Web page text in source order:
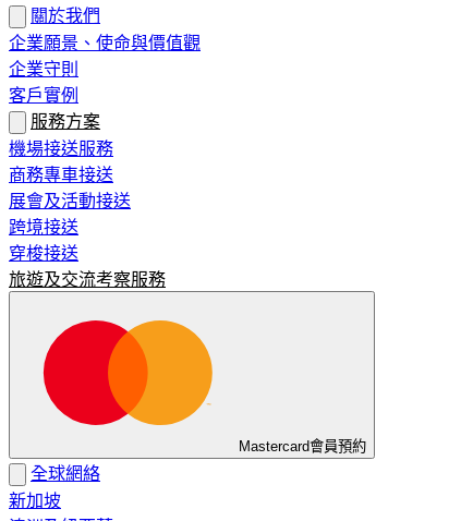
關於我們
企業願景、使命與價值觀
企業守則
客戶實例
服務方案
機場接送服務
商務專車接送
展會及活動接送
跨境接送
穿梭接送
旅遊及交流考察服務
Mastercard會員預約
全球網絡
新加坡